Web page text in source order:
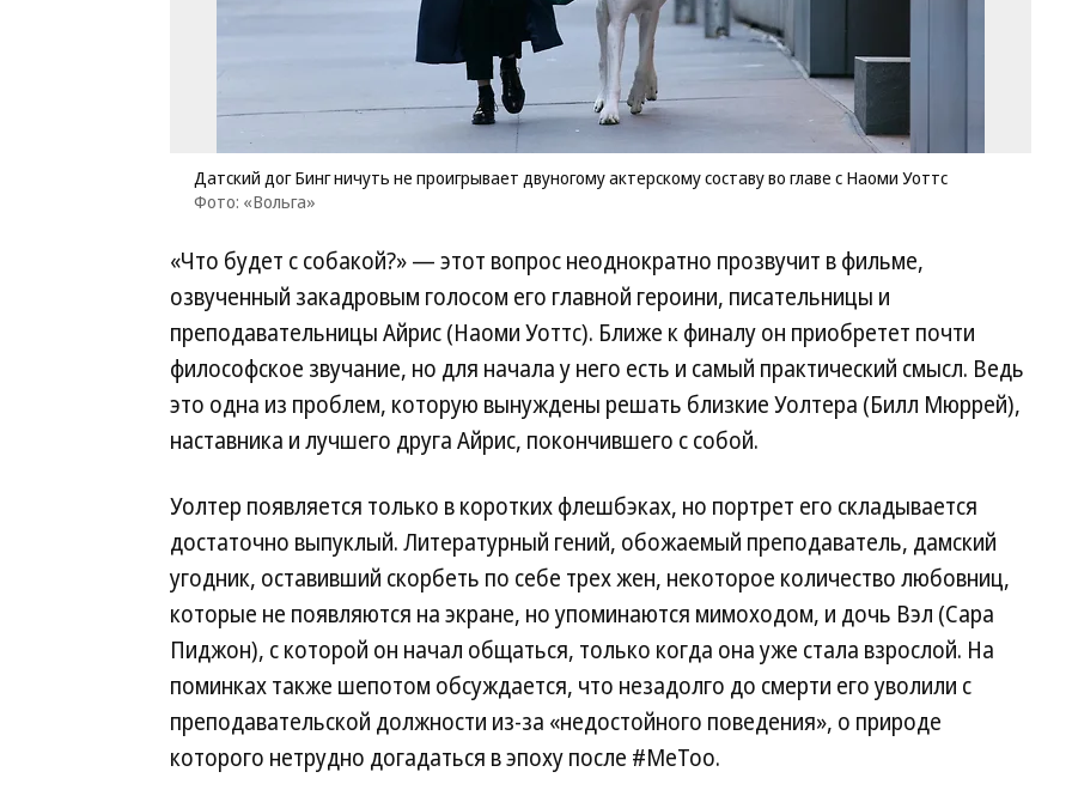
Датский дог Бинг ничуть не проигрывает двуногому актерскому составу во главе с Наоми Уоттс
Фото: «Вольга»
«Что будет с собакой?» — этот вопрос неоднократно прозвучит в фильме,
озвученный закадровым голосом его главной героини, писательницы и
преподавательницы Айрис (Наоми Уоттс). Ближе к финалу он приобретет почти
философское звучание, но для начала у него есть и самый практический смысл. Ведь
это одна из проблем, которую вынуждены решать близкие Уолтера (Билл Мюррей),
наставника и лучшего друга Айрис, покончившего с собой.
Уолтер появляется только в коротких флешбэках, но портрет его складывается
достаточно выпуклый. Литературный гений, обожаемый преподаватель, дамский
угодник, оставивший скорбеть по себе трех жен, некоторое количество любовниц,
которые не появляются на экране, но упоминаются мимоходом, и дочь Вэл (Сара
Пиджон), с которой он начал общаться, только когда она уже стала взрослой. На
поминках также шепотом обсуждается, что незадолго до смерти его уволили с
преподавательской должности из-за «недостойного поведения», о природе
которого нетрудно догадаться в эпоху после #MeToo.